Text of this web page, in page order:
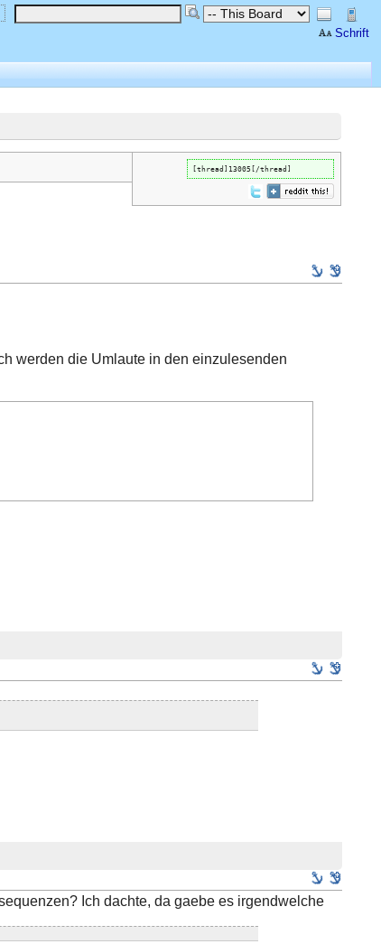
Schrift
[thread]13005[/thread]
werden die Umlaute in den einzulesenden
Ich dachte, da gaebe es irgendwelche